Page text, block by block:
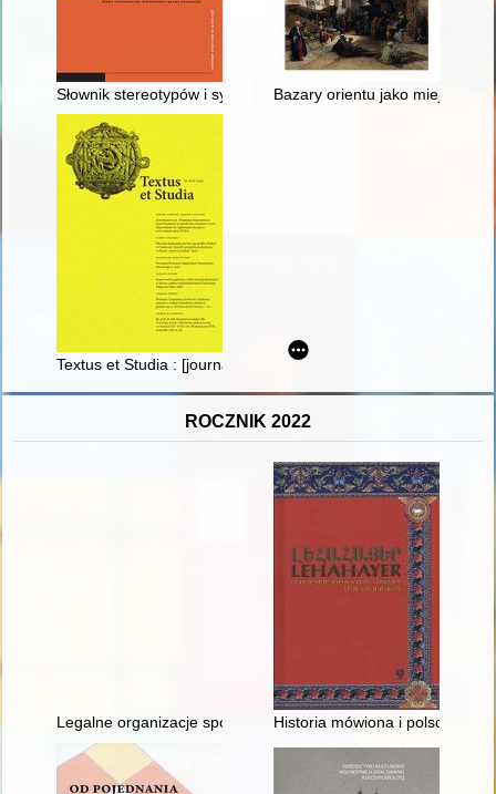
Słownik stereotypów i symboli ludowych. T. 2, Rośliny. 2 -
Bazary orientu jako miejsce
Textus et Studia : [journal of the Centre for Research on the
ROCZNIK 2022
Legalne organizacje społeczne w powiecie konińskim w
Historia mówiona i polscy